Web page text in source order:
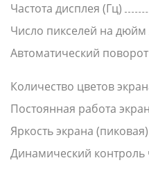
Частота дисплея (Гц)
Число пикселей на дюйм
Автоматический
Количество цветов
Постоянная работа
Яркость экрана (пиковая)
Динамический контроль